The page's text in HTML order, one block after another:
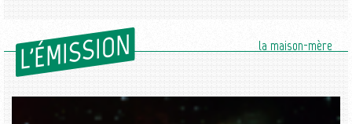
L'ÉMISSION la maison-mère